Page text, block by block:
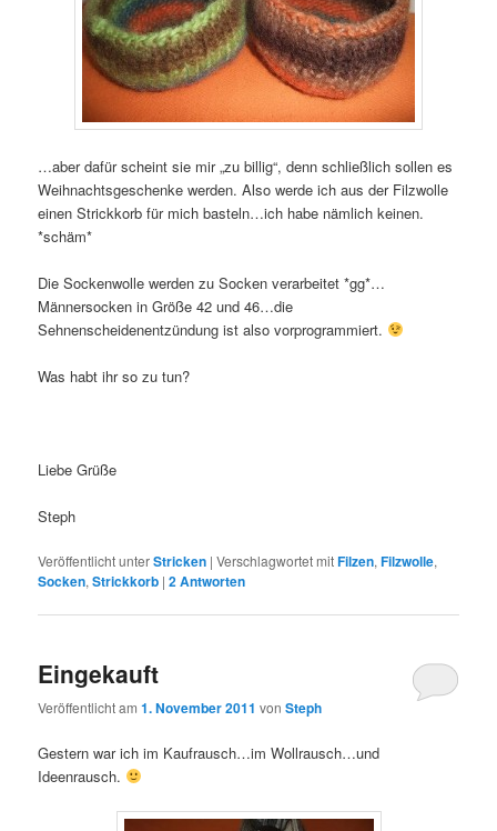
…aber dafür scheint sie mir „zu billig“, denn schließlich sollen es
Weihnachtsgeschenke werden. Also werde ich aus der Filzwolle
einen Strickkorb für mich basteln…ich habe nämlich keinen.
*schäm*
Die Sockenwolle werden zu Socken verarbeitet *gg*…
Männersocken in Größe 42 und 46…die
Sehnenscheidenentzündung ist also vorprogrammiert.
Was habt ihr so zu tun?
Liebe Grüße
Steph
Veröffentlicht unterStricken |Verschlagwortet mitFilzen,Filzwolle,
Socken,Strickkorb |2Antworten
Eingekauft
Veröffentlicht am1. November 2011 vonSteph
Gestern war ich im Kaufrausch…im Wollrausch…und
Ideenrausch.